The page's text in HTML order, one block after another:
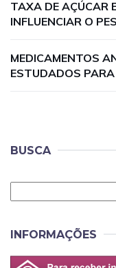
TAXA DE AÇÚCAR
INFLUENCIAR O
MEDICAMENTOS
ESTUDADOS
BUSCA
INFORMAÇÕES